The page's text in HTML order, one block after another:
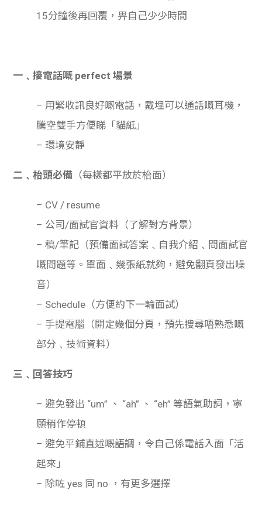
15分鐘後再回覆，畀自己少少時間
一﹑接電話嘅 perfect 場景
– 用緊收訊良好嘅電話，戴埋可以通話嘅耳機，
騰空雙手方便睇「貓紙」
– 環境安靜
二﹑枱頭必備 （每樣都平放於枱面）
– CV / resume
– 公司/面試官資料（了解對方背景）
– 稿/筆記（預備面試答案﹑自我介紹﹑問面試官
嘅問題等。單面﹑幾張紙就夠，避免翻頁發出噪
音）
– Schedule（方便約下一輪面試）
– 手提電腦（開定幾個分頁，預先搜尋唔熟悉嘅
部分﹑技術資料）
三﹑回答技巧
– 避免發出 “um” 、 “ah” 、 “eh” 等語氣助詞，寧
願稍作停頓
– 避免平鋪直述嘅語調，令自己係電話入面「活
起來」
– 除咗 yes 同 no ，有更多選擇